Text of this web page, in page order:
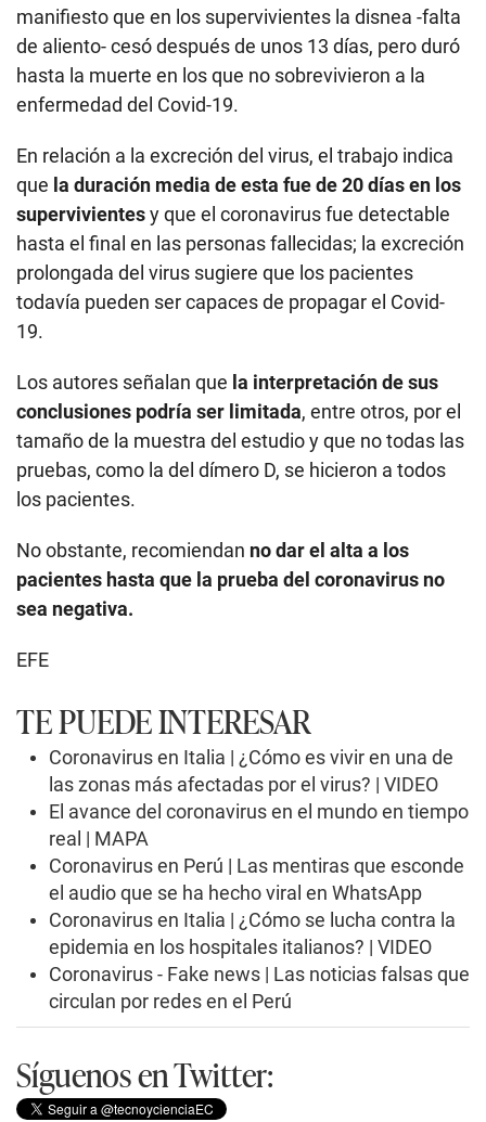
manifiesto que en los supervivientes la disnea -falta
de aliento- cesó después de unos 13 días, pero duró
hasta la muerte en los que no sobrevivieron a la
enfermedad del Covid-19.
En relación a la excreción del virus, el trabajo indica
que la duración media de esta fue de 20 días en los
supervivientesy que el coronavirus fue detectable
hasta el final en las personas fallecidas; la excreción
prolongada del virus sugiere que los pacientes
todavía pueden ser capaces de propagar el Covid-
19.
Los autores señalan que la interpretación de sus
conclusiones podría ser limitada, entre otros, por el
tamaño de la muestra del estudio y que no todas las
pruebas, como la del dímero D, se hicieron a todos
los pacientes.
No obstante, recomiendan no dar el alta a los
pacientes hasta que la prueba del coronavirus no
sea negativa.
EFE
TE PUEDE INTERESAR
Coronavirus en Italia | ¿Cómo es vivir en una de
las zonas más afectadas por el virus? | VIDEO
El avance del coronavirus en el mundo en tiempo
real | MAPA
Coronavirus en Perú | Las mentiras que esconde
el audio que se ha hecho viral en WhatsApp
Coronavirus en Italia | ¿Cómo se lucha contra la
epidemia en los hospitales italianos? | VIDEO
Coronavirus - Fake news | Las noticias falsas que
circulan por redes en el Perú
Síguenos en Twitter: